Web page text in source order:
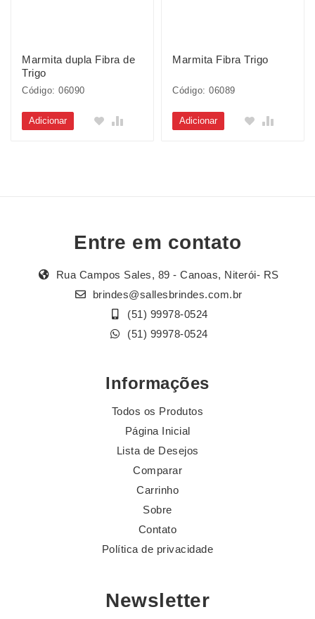
Marmita dupla Fibra de
Trigo
Código: 06090
Adicionar
Marmita Fibra Trigo
Código: 06089
Adicionar
Entre em contato
Rua Campos Sales, 89 - Canoas, Niterói- RS
brindes@sallesbrindes.com.br
(51) 99978-0524
(51) 99978-0524
Informações
Todos os Produtos
Página Inicial
Lista de Desejos
Comparar
Carrinho
Sobre
Contato
Política de privacidade
Newsletter